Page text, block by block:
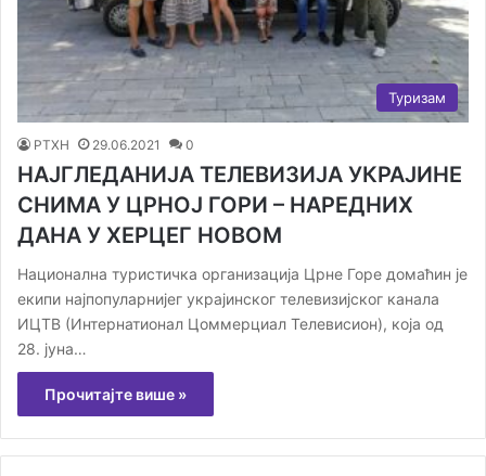
Туризам
РТХН 29.06.2021 0
НАЈГЛЕДАНИЈА ТЕЛЕВИЗИЈА УКРАЈИНЕ
СНИМА У ЦРНОЈ ГОРИ – НАРЕДНИХ
ДАНА У ХЕРЦЕГ НОВОМ
Национална туристичка организација Црне Горе домаћин је
екипи најпопуларнијег украјинског телевизијског канала
ИЦТВ (Интернатионал Цоммерциал Телевисион), која од
28. јуна…
Прочитајте више »